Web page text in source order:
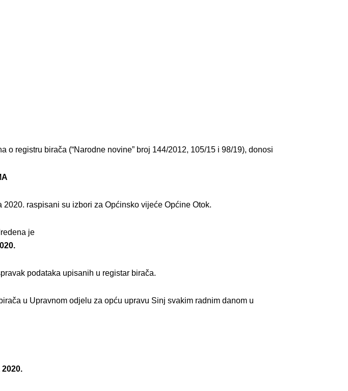
registru birača (“Narodne novine” broj 144/2012, 105/15 i 98/19), donosi
raspisani su izbori za Općinsko vijeće Općine Otok.
je
podataka upisanih u registar birača.
u Upravnom odjelu za opću upravu Sinj svakim radnim danom u